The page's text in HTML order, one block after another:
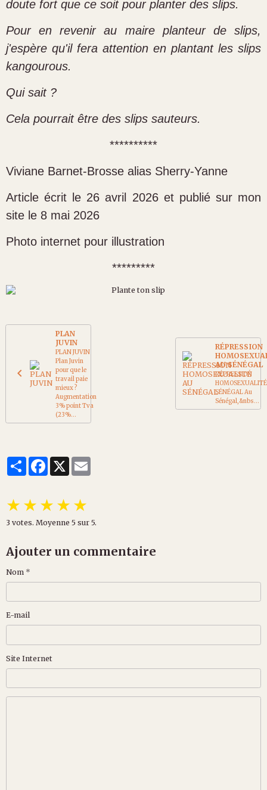
doute fort que ce soit pour planter des slips.
Pour en revenir au maire planteur de slips,
j'espère qu'il fera attention en plantant les slips
kangourous.
Qui sait ?
Cela pourrait être des slips sauteurs.
**********
Viviane Barnet-Brosse alias Sherry-Yanne
Article écrit le 26 avril 2026 et publié sur mon
site le 8 mai 2026
Photo internet pour illustration
*********
PLAN
JUVIN
PLAN JUVIN
Plan Juvin
pour que le
travail paie
mieux ?
Augmentation
3% point Tva
(23%...
RÉPRESSION
AU SÉNÉGAL
RÉPRESSION
SÉNÉGAL Au
Sénégal,&nbs...
PartagerFacebook
X
★★★★★
3 votes. Moyenne 5 sur 5.
Ajouter un commentaire
Nom
E-mail
Site Internet